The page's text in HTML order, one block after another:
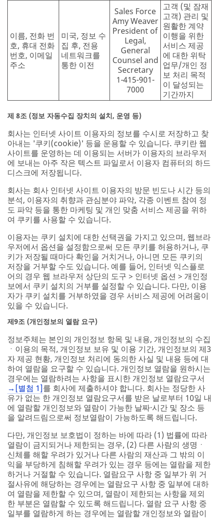
이름, 전화 번
호, 휴대 전화
번호, 이메일
주소
미국, 정보 수
집 후, 전용
네트워크를
통한 이전
Sales Force
Amy Weaver
President of
Legal,
General
Counsel and
Secretary
1-415-901-
7000
고객 (및 잠재
고객) 관리 및
원활한 계약
이행을 위한
서비스 제공
에 대한 위탁
업무/개인 정
보 처리 목적
이 달성되는
기간까지
제 8조 (정보 자동수집 장치의 설치, 운영 등)
회사는 인터넷 사이트 이용자의 정보를 수시로 저장하고 찾
아내는 '쿠키(cookie)' 등을 운용할 수 있습니다. 쿠키란 웹
사이트를 운영하는 데 이용되는 서버가 이용자의 브라우저
에 보내는 아주 작은 텍스트 파일로서 이용자 컴퓨터의 하드
디스크에 저장됩니다.
회사는 회사 인터넷 사이트 이용자의 방문 빈도나 시간 등의
분석, 이용자의 취향과 관심분야 파악, 각종 이벤트 참여 정
도 파악 등을 통한 마케팅 및 개인 맞춤 서비스 제공을 위하
여 쿠키를 사용할 수 있습니다.
이용자는 쿠키 설치에 대한 선택권을 가지고 있으며, 웹브라
우저에서 옵션을 설정함으로써 모든 쿠키를 허용하거나, 쿠
키가 저장될 때마다 확인을 거치거나, 아니면 모든 쿠키의
저장을 거부할 수도 있습니다. 예를 들어, 인터넷 익스플로
어의 경우 웹 브라우저 상단의 도구 > 인터넷 옵션 > 개인정
보에서 쿠키 설치의 거부를 설정할 수 있습니다. 다만, 이용
자가 쿠키 설치를 거부하였을 경우 서비스 제공에 어려움이
있을 수 있습니다.
제9조 (개인정보의 열람 요구)
정보주체는 본인의 개인정보 항목 및 내용, 개인정보의 수집
ㆍ이용의 목적, 개인정보 보유 및 이용 기간, 개인정보의 제3
자 제공 현황, 개인정보 처리에 동의한 사실 및 내용 등에 대
하여 열람을 요구할 수 있습니다. 개인정보 열람을 원하시는
경우에는 열람하려는 사항을 표시한 개인정보 열람요구서
→[별첨 1]를 회사에 제출하셔야 합니다. 회사는 정당한 사
유가 없는 한 개인정보 열람요구서를 받은 날로부터 10일 내
에 열람할 개인정보와 열람이 가능한 날짜·시간 및 장소 등
을 알려드림으로써 정보열람이 가능하도록 해드립니다.
다만, 개인정보 보호법이 정하는 바에 따라 (1) 법률에 따라
열람이 금지되거나 제한되는 경우, (2) 다른 사람의 생명ㆍ
신체를 해할 우려가 있거나 다른 사람의 재산과 그 밖의 이
익을 부당하게 침해할 우려가 있는 경우 등에는 열람을 제한
하거나 거절할 수 있습니다. 열람요구 사항 중 일부가 위 거
절사유에 해당하는 경우에는 열람요구 사항 중 일부에 대하
여 열람을 제한할 수 있으며, 열람이 제한되는 사항을 제외
한 부분은 열람할 수 있도록 해드립니다. 열람 요구 사항 중
일부를 열람하게 하는 경우에는 열람할 개인정보와 열람이